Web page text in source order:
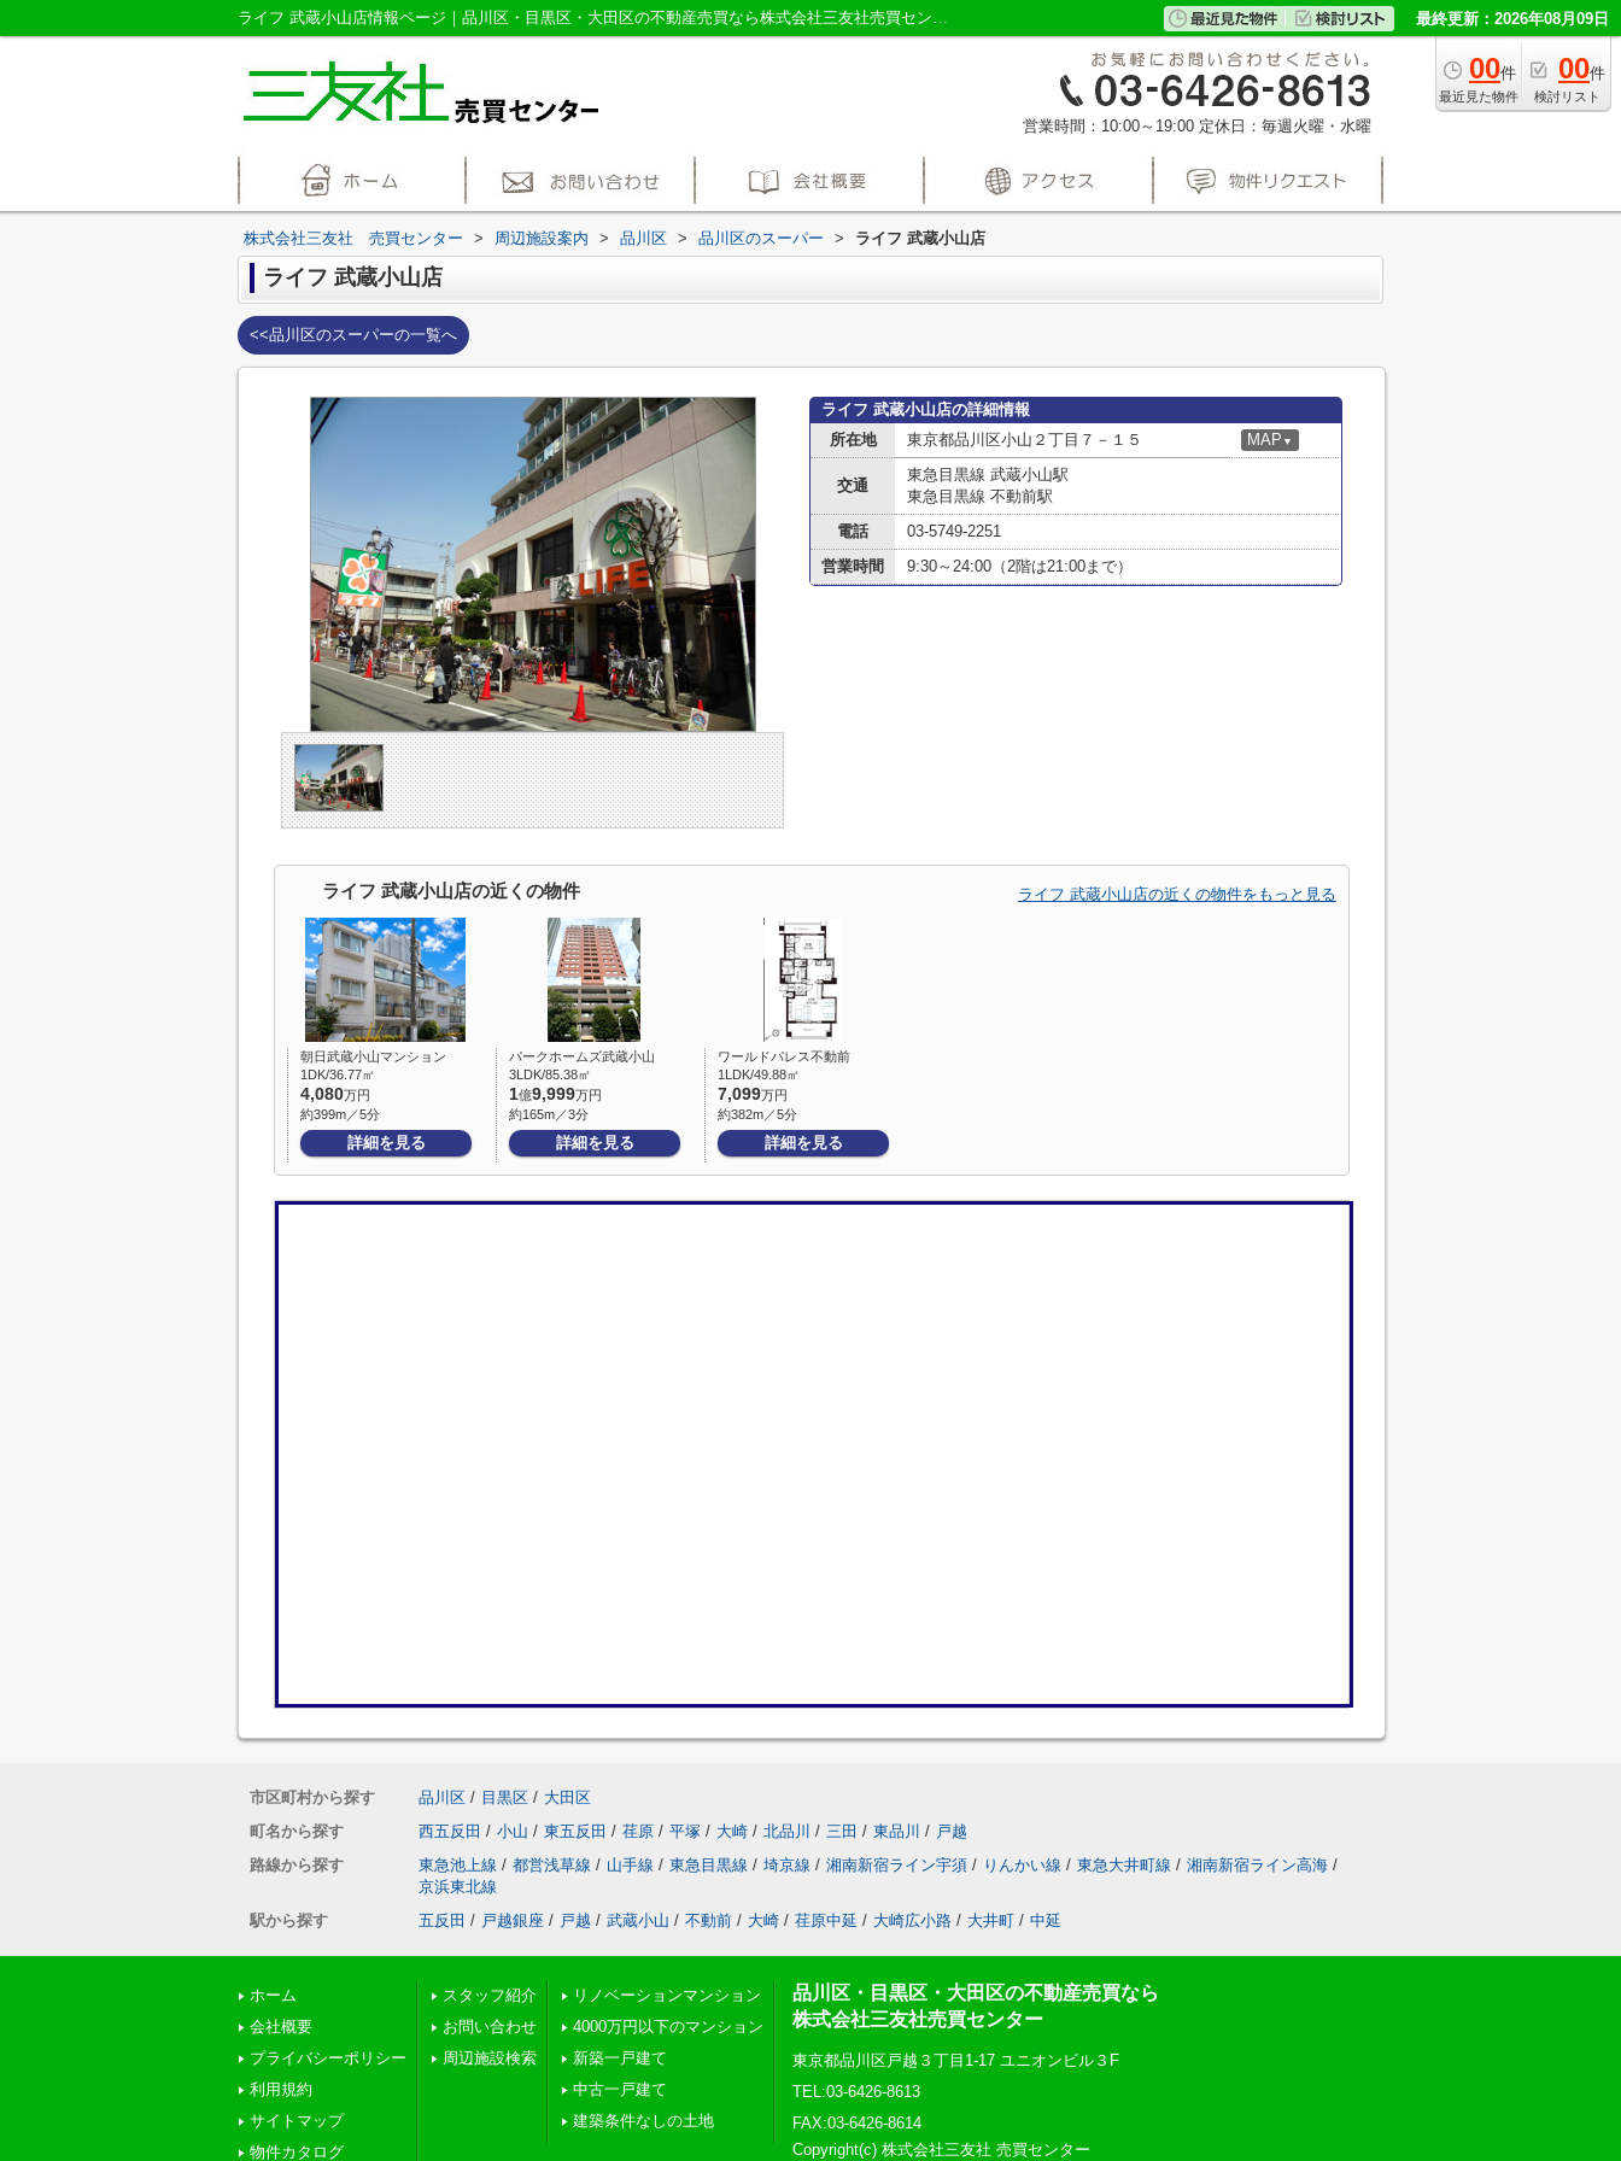
ライフ 武蔵小山店情報ページ｜品川区・目黒区・大田区の不動産売買なら株式会社三友社売買センター 最終更新：2026年08月09日
00件
最近見た物件
00件
検討リスト
営業時間：10:00～19:00 定休日：毎週火曜・水曜
株式会社三友社 売買センター > 周辺施設案内 > 品川区 > 品川区のスーパー > ライフ 武蔵小山店
ライフ 武蔵小山店
<<品川区のスーパーの一覧へ
ライフ 武蔵小山店の詳細情報
所在地
東京都品川区小山２丁目７－１５ MAP ▼
交通
東急目黒線 武蔵小山駅
東急目黒線 不動前駅
電話
03-5749-2251
営業時間
9:30～24:00（2階は21:00まで）
ライフ 武蔵小山店の近くの物件 ライフ 武蔵小山店の近くの物件をもっと見る
朝日武蔵小山マンション
1DK/36.77㎡
4,080万円
約399m／5分
詳細を見る
パークホームズ武蔵小山
3LDK/85.38㎡
1億9,999万円
約165m／3分
詳細を見る
ワールドパレス不動前
1LDK/49.88㎡
7,099万円
約382m／5分
詳細を見る
市区町村から探す 品川区 / 目黒区 / 大田区
町名から探す
西五反田 / 小山 / 東五反田 / 荏原 / 平塚 / 大崎 / 北品川 / 三田 / 東品川 / 戸越
路線から探す
東急池上線 / 都営浅草線 / 山手線 / 東急目黒線 / 埼京線 / 湘南新宿ライン宇須 / りんかい線 / 東急大井町線 / 湘南新宿ライン高海 /
京浜東北線
駅から探す
五反田 / 戸越銀座 / 戸越 / 武蔵小山 / 不動前 / 大崎 / 荏原中延 / 大崎広小路 / 大井町 / 中延
ホーム
会社概要
プライバシーポリシー
利用規約
サイトマップ
物件カタログ
スタッフ紹介
お問い合わせ
周辺施設検索
リノベーションマンション
4000万円以下のマンション
新築一戸建て
中古一戸建て
建築条件なしの土地
品川区・目黒区・大田区の不動産売買なら
株式会社三友社売買センター
東京都品川区戸越３丁目1-17 ユニオンビル３F
TEL:03-6426-8613
FAX:03-6426-8614
Copyright(c) 株式会社三友社 売買センター